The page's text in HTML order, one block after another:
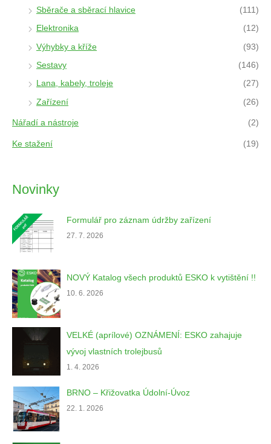
Sběrače a sběrací hlavice (111)
Elektronika (12)
Výhybky a kříže (93)
Sestavy (146)
Lana, kabely, troleje (27)
Zařízení (26)
Nářadí a nástroje (2)
Ke stažení (19)
Novinky
Formulář pro záznam údržby zařízení
27. 7. 2026
NOVÝ Katalog všech produktů ESKO k vytištění !!
10. 6. 2026
VELKÉ (aprílové) OZNÁMENÍ: ESKO zahajuje
vývoj vlastních trolejbusů
1. 4. 2026
BRNO – Křižovatka Údolní-Úvoz
22. 1. 2026